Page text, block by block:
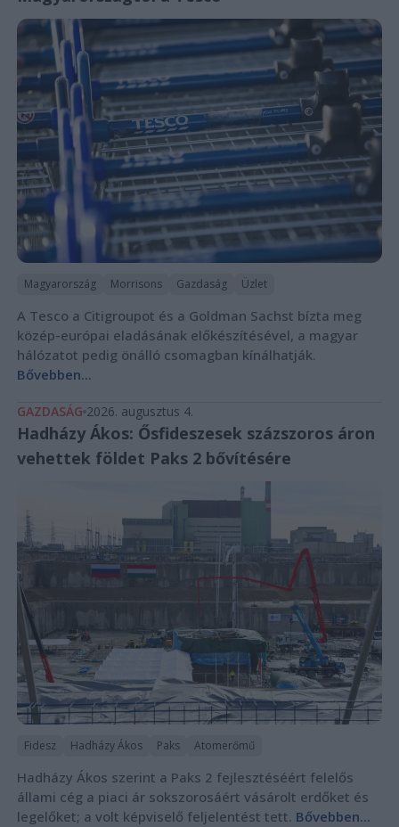
Magyarország Morrisons Gazdaság Üzlet
A Tesco a Citigroupot és a Goldman Sachst bízta meg
közép-európai eladásának előkészítésével, a magyar
hálózatot pedig önálló csomagban kínálhatják.
Bővebben...
GAZDASÁG 2026. augusztus 4.
Hadházy Ákos: Ősfideszesek százszoros áron
vehettek földet Paks 2 bővítésére
Fidesz Hadházy Ákos Paks Atomerőmű
Hadházy Ákos szerint a Paks 2 fejlesztéséért felelős
állami cég a piaci ár sokszorosáért vásárolt erdőket és
legelőket; a volt képviselő feljelentést tett. Bővebben...